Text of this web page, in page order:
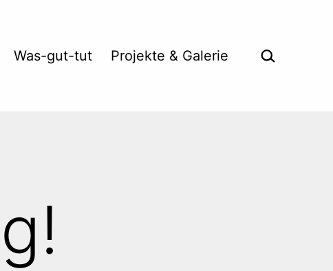
Was-gut-tut Projekte & Galerie Suche …